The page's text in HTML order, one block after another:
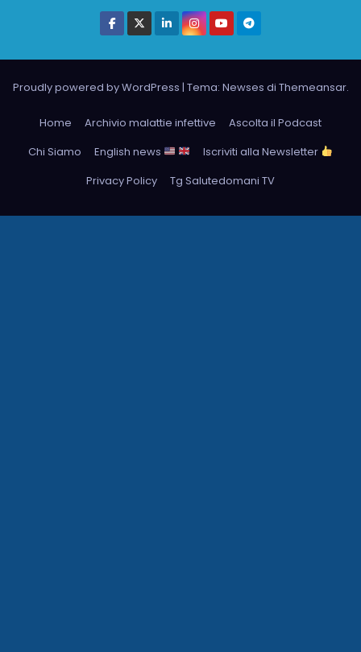
Proudly powered by WordPress | Tema: Newses di Themeansar.
Home Archivio malattie infettive
Ascolta il Podcast
Chi Siamo
English news
Iscriviti alla Newsletter
Privacy Policy
Tg Salutedomani TV